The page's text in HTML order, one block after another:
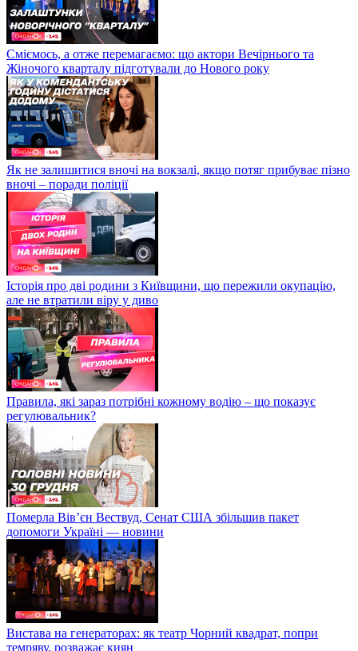
Сміємось, а отже перемагаємо: що актори Вечірнього та
Жіночого кварталу підготували до Нового року
Як не залишитися вночі на вокзалі, якщо потяг прибуває пізно
вночі – поради поліції
Історія про дві родини з Київщини, що пережили окупацію,
але не втратили віру у диво
Правила, які зараз потрібні кожному водію – що показує
регулювальник?
Померла Вівʼєн Вествуд, Сенат США збільшив пакет
допомоги Україні — новини
Вистава на генераторах: як театр Чорний квадрат, попри
темряву, розважає киян